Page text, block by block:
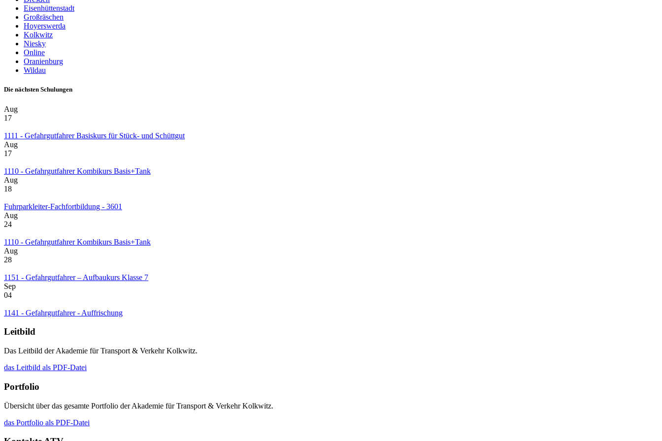
Eisenhüttenstadt
Großräschen
Hoyerswerda
Kolkwitz
Niesky
Online
Oranienburg
Wildau
Die nächsten Schulungen
Aug
17
1111 - Gefahrgutfahrer Basiskurs für Stück- und Schüttgut
Aug
17
1110 - Gefahrgutfahrer Kombikurs Basis+Tank
Aug
18
Fuhrparkleiter-Fachfortbildung - 3601
Aug
24
1110 - Gefahrgutfahrer Kombikurs Basis+Tank
Aug
28
1151 - Gefahrgutfahrer – Aufbaukurs Klasse 7
Sep
04
1141 - Gefahrgutfahrer - Auffrischung
Leitbild
Das Leitbild der Akademie für Transport & Verkehr Kolkwitz.
das Leitbild als PDF-Datei
Portfolio
Übersicht über das gesamte Portfolio der Akademie für Transport & Verkehr Kolkwitz.
das Portfolio als PDF-Datei